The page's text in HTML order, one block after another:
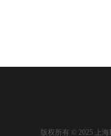
版权所有 © 2025 上海